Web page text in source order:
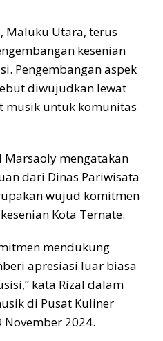
Maluku Utara, terus
kesenian
Pengembangan aspek
diwujudkan lewat
musik untuk komunitas
Marsaoly mengatakan
dari Dinas Pariwisata
wujud komitmen
Kota Ternate.
mendukung
apresiasi luar biasa
kata Rizal dalam
di Pusat Kuliner
November 2024.